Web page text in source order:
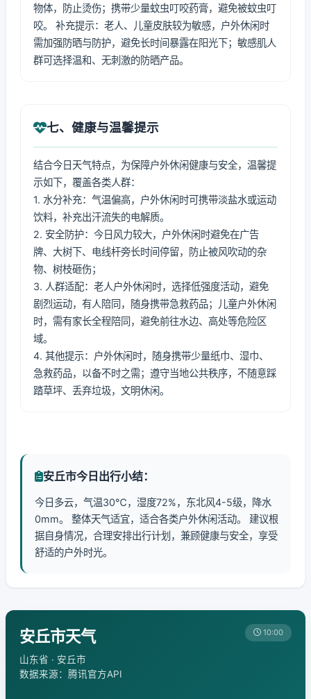
物体，防止烫伤；携带少量蚊虫叮咬药膏，避免被蚊虫叮
咬。 补充提示：老人、儿童皮肤较为敏感，户外休闲时
需加强防晒与防护，避免长时间暴露在阳光下；敏感肌人
群可选择温和、无刺激的防晒产品。
七、健康与温馨提示
结合今日天气特点，为保障户外休闲健康与安全，温馨提
示如下，覆盖各类人群：
1. 水分补充：气温偏高，户外休闲时可携带淡盐水或运动
饮料，补充出汗流失的电解质。
2. 安全防护：今日风力较大，户外休闲时避免在广告
牌、大树下、电线杆旁长时间停留，防止被风吹动的杂
物、树枝砸伤；
3. 人群适配：老人户外休闲时，选择低强度活动，避免
剧烈运动，有人陪同，随身携带急救药品；儿童户外休闲
时，需有家长全程陪同，避免前往水边、高处等危险区
域。
4. 其他提示：户外休闲时，随身携带少量纸巾、湿巾、
急救药品，以备不时之需；遵守当地公共秩序，不随意踩
踏草坪、丢弃垃圾，文明休闲。
安丘市今日出行小结：
今日多云，气温30℃，湿度72%，东北风4-5级，降水
0mm。 整体天气适宜，适合各类户外休闲活动。 建议根
据自身情况，合理安排出行计划，兼顾健康与安全，享受
舒适的户外时光。
安丘市天气
山东省 · 安丘市
数据来源：腾讯官方API
10:00